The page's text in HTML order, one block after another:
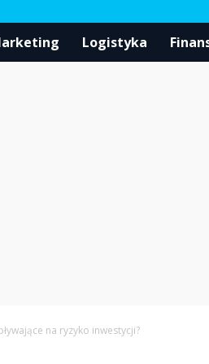
Logistyka
na ryzyko inwestycji?